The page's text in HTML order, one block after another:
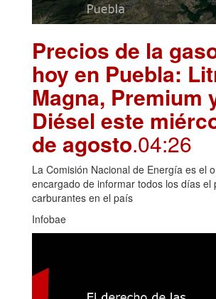
Precios de la
hoy en Puebla:
Magna, Premium
Diésel este
de agosto.04:26
La Comisión Nacional de Energía es el
encargado de informar todos los días el
carburantes en el país
Infobae